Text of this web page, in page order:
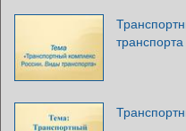
транспорта